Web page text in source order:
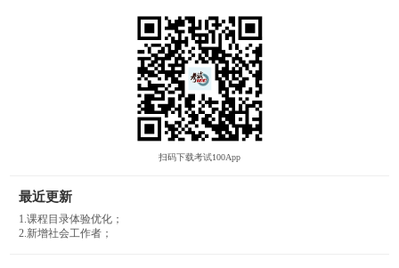
扫码下载考试100App
最近更新
1.课程目录体验优化；
2.新增社会工作者；